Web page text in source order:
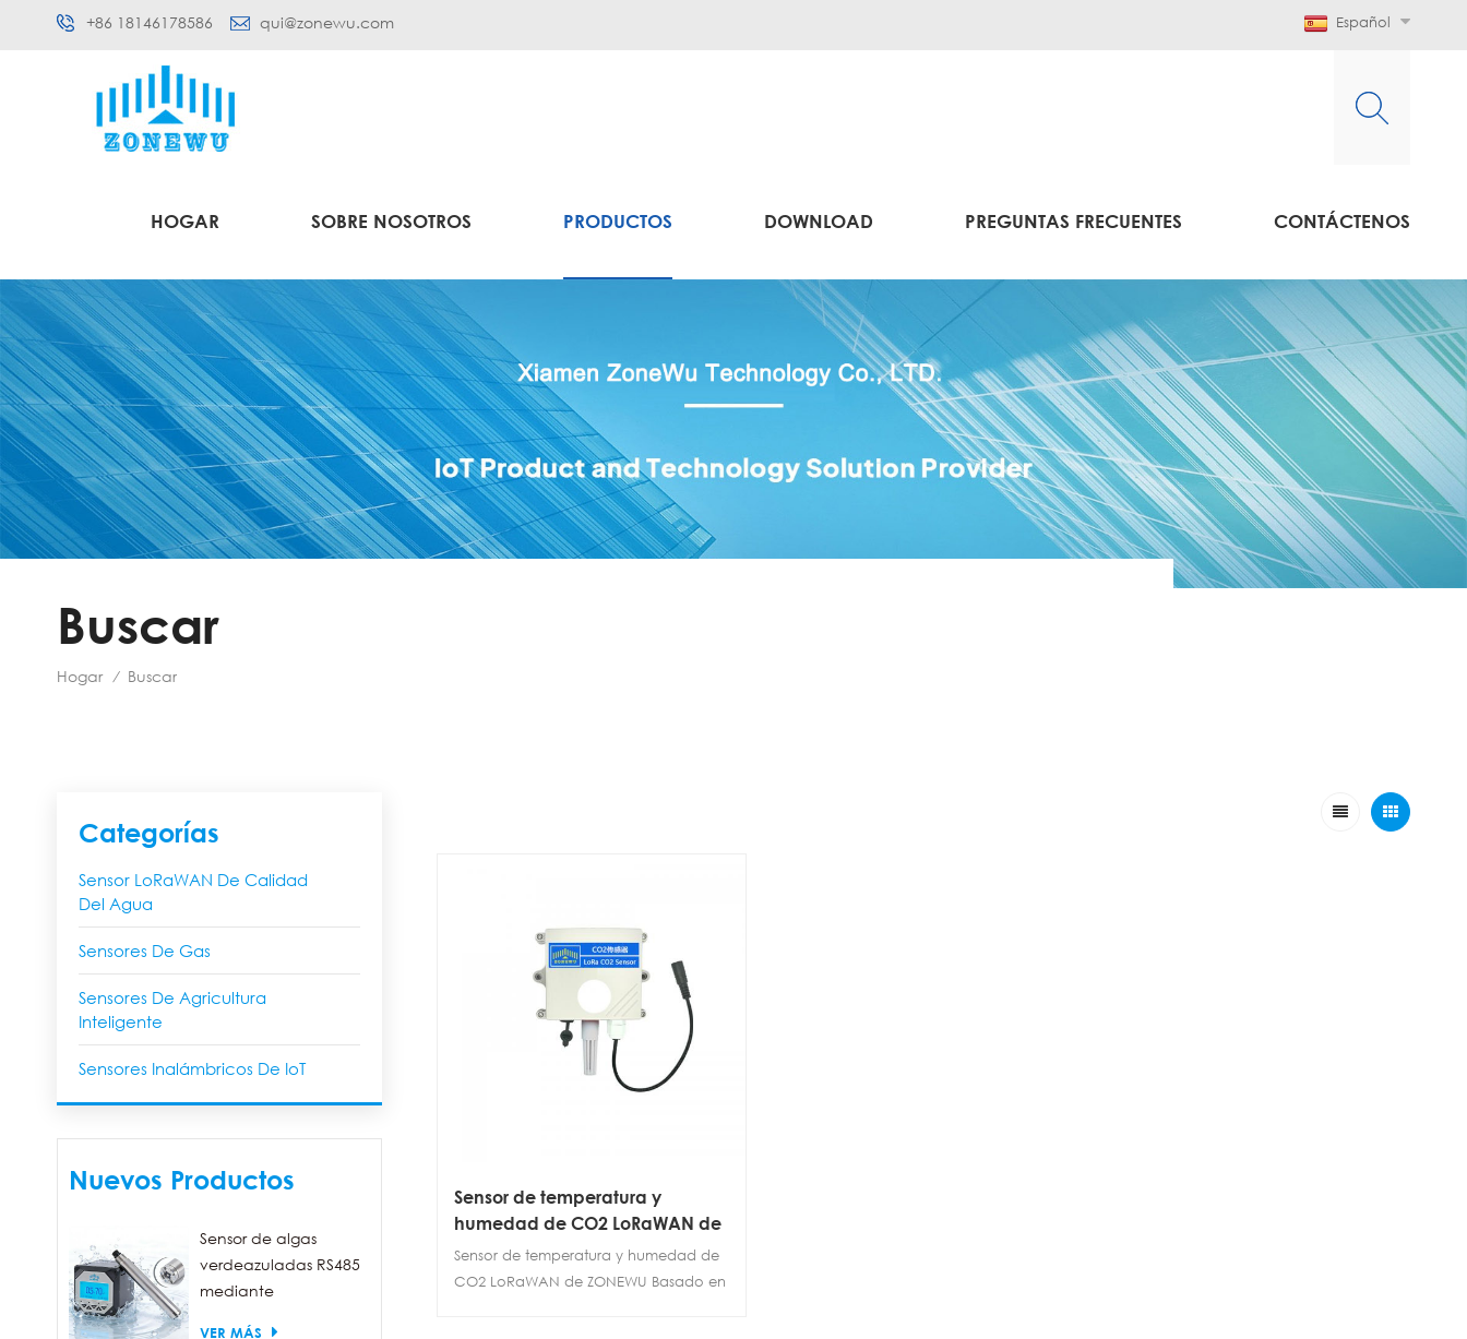
+86 18146178586 qui@zonewu.com Español
HOGAR SOBRE NOSOTROS PRODUCTOS DOWNLOAD PREGUNTAS FRECUENTES CONTÁCTENOS
Buscar
Hogar / Buscar
Categorías
Sensor LoRaWAN De Calidad
Del Agua
Sensores De Gas
Sensores De Agricultura
Inteligente
Sensores Inalámbricos De IoT
Nuevos Productos
Sensor de algas
verdeazuladas RS485
mediante
VER MÁS
Sensor de temperatura y
humedad de CO2 LoRaWAN de
ZONEWU
Sensor de temperatura y humedad de
CO2 LoRaWAN de ZONEWU Basado en